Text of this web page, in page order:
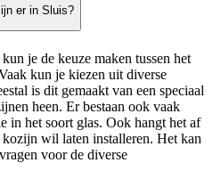
er in Sluis?
je de keuze maken tussen het
kun je kiezen uit diverse
is dit gemaakt van een speciaal
heen. Er bestaan ook vaak
in het soort glas. Ook hangt het af
wil laten installeren. Het kan
voor de diverse